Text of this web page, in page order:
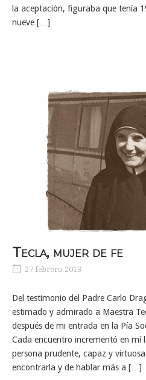
la aceptación, figuraba que tenía
nueve […]
Tecla, mujer de fe
27 febrero 2013
Del testimonio del Padre Carlo
estimado y admirado a Maestra
después de mi entrada en la Pía
Cada encuentro incrementó en mí
persona prudente, capaz y
encontrarla y de hablar más a […]